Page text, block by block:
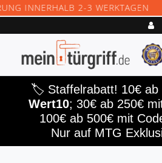
INNERHALB 2-3 WERKTAGEN
🏷️ Staffelrabatt! 10€ ab
Wert10; 30€ ab 250€
100€ ab 500€ mit
Nur auf MTG